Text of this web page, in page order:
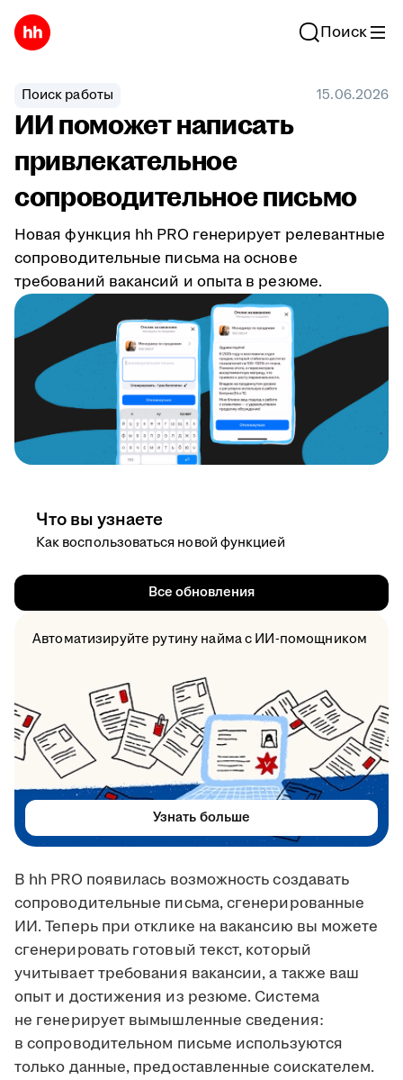
Поиск
Поиск работы 15.06.2026
ИИ поможет написать
привлекательное
сопроводительное письмо
Новая функция hh PRO генерирует релевантные
сопроводительные письма на основе
требований вакансий и опыта в резюме.
В hh PRO появилась возможность создавать
сопроводительные письма, сгенерированные
ИИ. Теперь при отклике на вакансию вы можете
сгенерировать готовый текст, который
учитывает требования вакансии, а также ваш
опыт и достижения из резюме. Система
не генерирует вымышленные сведения:
в сопроводительном письме используются
только данные, предоставленные соискателем.
Что вы узнаете
Как воспользоваться новой функцией
Все обновления
Автоматизируйте рутину найма с ИИ-помощником
Узнать больше